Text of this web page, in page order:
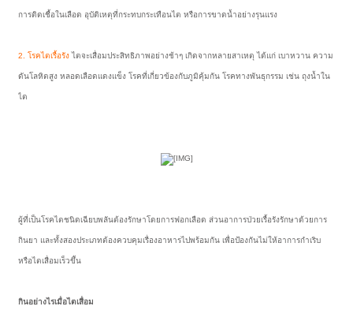
การติดเชื้อในเลือด อุบัติเหตุที่กระทบกระเทือนไต หรือการขาดน้ำอย่างรุนแรง
2. โรคไตเรื้อรังไตจะเสื่อมประสิทธิภาพอย่างช้าๆ เกิดจากหลายสาเหตุ ได้แก่ เบาหวาน ความ
ดันโลหิตสูง หลอดเลือดแดงแข็ง โรคที่เกี่ยวข้องกับภูมิคุ้มกัน โรคทางพันธุกรรม เช่น ถุงน้ำใน
ไต
ผู้ที่เป็นโรคไตชนิดเฉียบพลันต้องรักษาโดยการฟอกเลือด ส่วนอาการป่วยเรื้อรังรักษาด้วยการ
กินยา และทั้งสองประเภทต้องควบคุมเรื่องอาหารไปพร้อมกัน เพื่อป้องกันไม่ให้อาการกำเริบ
หรือไตเสื่อมเร็วขึ้น
กินอย่างไรเมื่อไตเสื่อม